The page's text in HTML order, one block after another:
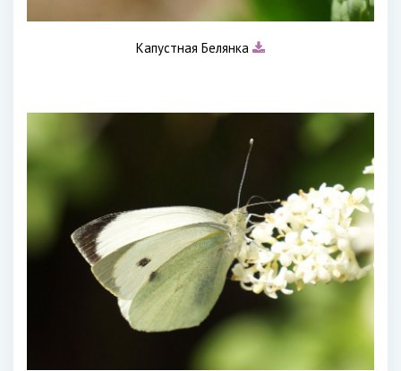
Капустная Белянка